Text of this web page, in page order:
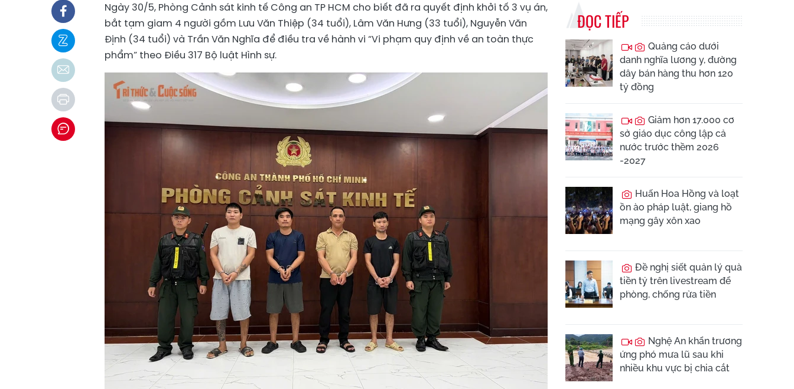
Ngày 30/5, Phòng Cảnh sát kinh tế Công an TP HCM cho biết đã ra quyết định khởi tố 3 vụ án,
bắt tạm giam 4 người gồm Lưu Văn Thiệp (34 tuổi), Lâm Văn Hưng (33 tuổi), Nguyễn Văn
Định (34 tuổi) và Trần Văn Nghĩa để điều tra về hành vi “Vi phạm quy định về an toàn thực
phẩm” theo Điều 317 Bộ luật Hình sự.
ĐỌC TIẾP
Quảng cáo dưới
danh nghĩa lương y, đường
dây bán hàng thu hơn 120
tỷ đồng
Giảm hơn 17.000 cơ
sở giáo dục công lập cả
nước trước thềm 2026
-2027
Huấn Hoa Hồng và loạt
ồn ào pháp luật, giang hồ
mạng gây xôn xao
Đề nghị siết quản lý quà
tiền tỷ trên livestream để
phòng, chống rửa tiền
Nghệ An khẩn trương
ứng phó mưa lũ sau khi
nhiều khu vực bị chia cắt